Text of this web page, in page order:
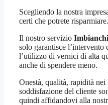
Scegliendo la nostra
certi che potrete risparmiare.
Il nostro servizio
solo garantisce
l’utilizzo di vernici di alta
anche di spendere meno.
Onestà, qualità, rapidità
soddisfazione del cliente
quindi affidandovi alla